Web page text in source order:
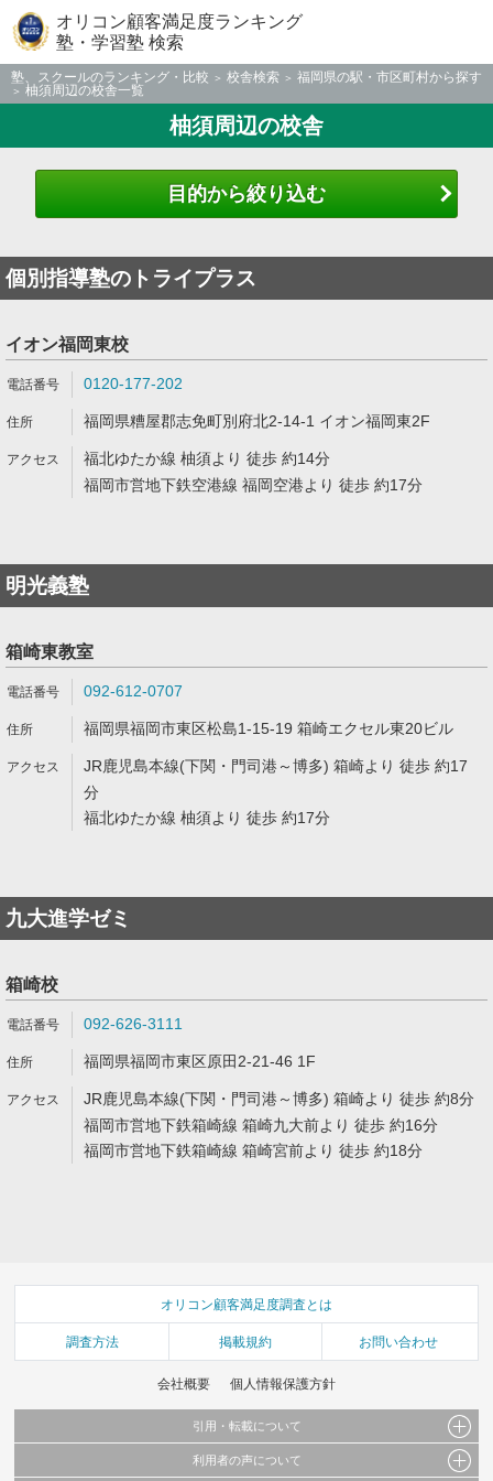
オリコン顧客満足度ランキング
塾・学習塾 検索
塾、スクールのランキング・比較 校舎検索
福岡県の駅・市区町村から探す
柚須周辺の校舎一覧
柚須周辺の校舎
目的から絞り込む
個別指導塾のトライプラス
イオン福岡東校
0120-177-202
福岡県糟屋郡志免町別府北2-14-1 イオン福岡東2F
福北ゆたか線 柚須より 徒歩 約14分
福岡市営地下鉄空港線 福岡空港より 徒歩 約17分
明光義塾
箱崎東教室
092-612-0707
福岡県福岡市東区松島1-15-19 箱崎エクセル東20ビル
JR鹿児島本線(下関・門司港～博多) 箱崎より 徒歩 約17
分
福北ゆたか線 柚須より 徒歩 約17分
九大進学ゼミ
箱崎校
092-626-3111
福岡県福岡市東区原田2-21-46 1F
JR鹿児島本線(下関・門司港～博多) 箱崎より 徒歩 約8分
福岡市営地下鉄箱崎線 箱崎九大前より 徒歩 約16分
福岡市営地下鉄箱崎線 箱崎宮前より 徒歩 約18分
オリコン顧客満足度調査とは
調査方法 掲載規約 お問い合わせ
会社概要 個人情報保護方針
引用・転載について
当サイトで公開されている情報（文字、写真、イラスト、画像データ等）及びこれらの配
利用者の声について